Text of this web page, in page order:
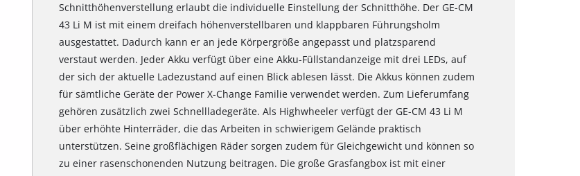
Schnitthöhenverstellung erlaubt die individuelle Einstellung der Schnitthöhe. Der GE-CM
43 Li M ist mit einem dreifach höhenverstellbaren und klappbaren Führungsholm
ausgestattet. Dadurch kann er an jede Körpergröße angepasst und platzsparend
verstaut werden. Jeder Akku verfügt über eine Akku-Füllstandanzeige mit drei LEDs, auf
der sich der aktuelle Ladezustand auf einen Blick ablesen lässt. Die Akkus können zudem
für sämtliche Geräte der Power X-Change Familie verwendet werden. Zum Lieferumfang
gehören zusätzlich zwei Schnellladegeräte. Als Highwheeler verfügt der GE-CM 43 Li M
über erhöhte Hinterräder, die das Arbeiten in schwierigem Gelände praktisch
unterstützen. Seine großflächigen Räder sorgen zudem für Gleichgewicht und können so
zu einer rasenschonenden Nutzung beitragen. Die große Grasfangbox ist mit einer